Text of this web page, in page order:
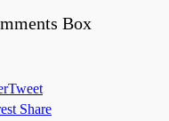
Box
Tweet
Share